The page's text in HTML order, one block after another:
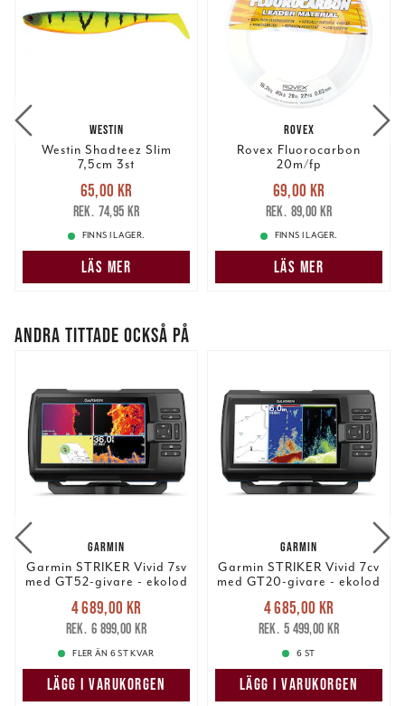
WESTIN
Westin Shadteez Slim
7,5cm 3st
Nuvarande pris
65,00 krTidigare pris
74,95 kr
65,00 kr
74,95 kr
FINNS I LAGER.
LÄS MER
ROVEX
Rovex Fluorocarbon
20m/fp
Nuvarande pris
69,00 krTidigare pris
89,00 kr
69,00 kr
89,00 kr
FINNS I LAGER.
LÄS MER
ANDRA TITTADE OCKSÅ PÅ
GARMIN
Garmin STRIKER Vivid 7sv
med GT52-givare - ekolod
Nuvarande pris
4 689,00 krTidigare pris
6 899,00 kr
4 689,00 kr
6 899,00 kr
FLER ÄN 6 ST KVAR
LÄGG I VARUKORGEN
GARMIN
Garmin STRIKER Vivid 7cv
med GT20-givare - ekolod
Nuvarande pris
4 685,00 krTidigare pris
5 499,00 kr
4 685,00 kr
5 499,00 kr
6 ST
LÄGG I VARUKORGEN